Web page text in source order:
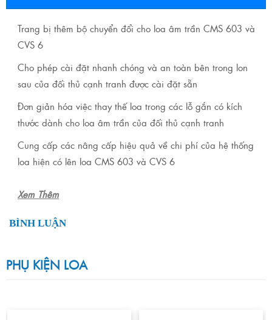
Trang bị thêm bộ chuyển đổi cho loa âm trần CMS 603 và
CVS 6
Cho phép cài đặt nhanh chóng và an toàn bên trong lon
sau của đối thủ cạnh tranh được cài đặt sẵn
Đơn giản hóa việc thay thế loa trong các lỗ gắn có kích
thước dành cho loa âm trần của đối thủ cạnh tranh
Cung cấp các nâng cấp hiệu quả về chi phí của hệ thống
loa hiện có lên loa CMS 603 và CVS 6
Xem Thêm
BÌNH LUẬN
PHỤ KIỆN LOA